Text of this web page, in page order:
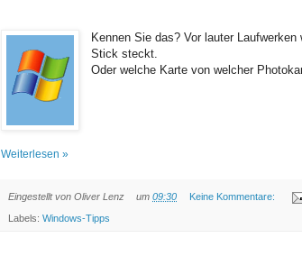
Kennen Sie das? Vor lauter
Stick steckt.
Oder welche Karte von welcher
Weiterlesen »
Eingestellt von Oliver Lenz um 09:30 Keine Kommentare:
Labels: Windows-Tipps